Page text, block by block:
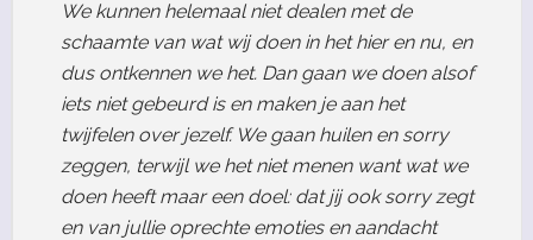
We kunnen helemaal niet dealen met de
schaamte van wat wij doen in het hier en nu, en
dus ontkennen we het. Dan gaan we doen alsof
iets niet gebeurd is en maken je aan het
twijfelen over jezelf. We gaan huilen en sorry
zeggen, terwijl we het niet menen want wat we
doen heeft maar een doel: dat jij ook sorry zegt
en van jullie oprechte emoties en aandacht